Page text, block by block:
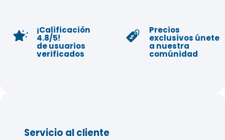
¡Calificación
4.8/5!
de usuarios
verificados
Precios
exclusivos únete
a nuestra
comúnidad
Servicio al cliente